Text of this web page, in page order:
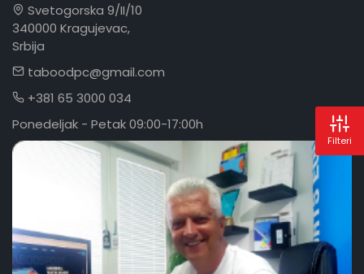
Filteri
Svetogorska 9/II/10
340000 Kragujevac,
Srbija
taboodpc@gmail.com
+381 65 3000 034
Ponedeljak - Petak 09:00-17:00h